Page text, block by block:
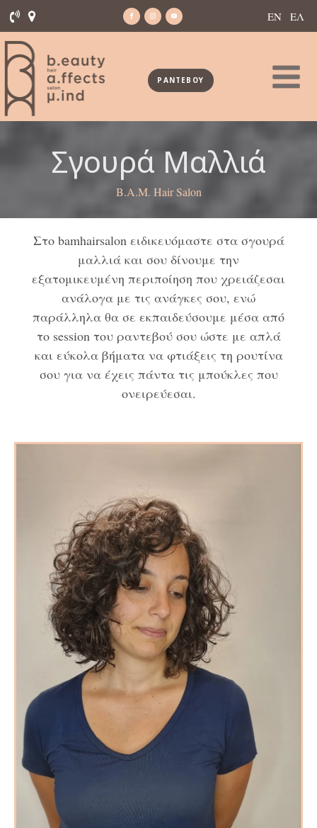
ΕΝ ΕΛ
ΡΑΝΤΕΒΟΥ
Σγουρά Μαλλιά
B.A.M. Hair Salon
Στο bamhairsalon ειδικευόμαστε στα σγουρά
μαλλιά και σου δίνουμε την
εξατομικευμένη περιποίηση που χρειάζεσαι
ανάλογα με τις ανάγκες σου, ενώ
παράλληλα θα σε εκπαιδεύσουμε μέσα από
το session του ραντεβού σου ώστε με απλά
και εύκολα βήματα να φτιάξεις τη ρουτίνα
σου για να έχεις πάντα τις μπούκλες που
ονειρεύεσαι.